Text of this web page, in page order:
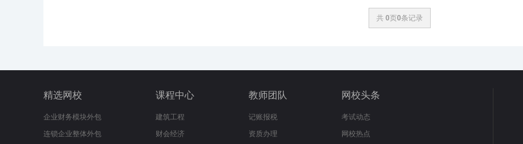
共 0页0条记录
精选网校
企业财务模块外包
连锁企业整体外包
课程中心
建筑工程
财会经济
教师团队
记账报税
资质办理
网校头条
考试动态
网校热点